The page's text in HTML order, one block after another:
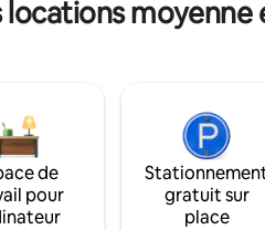
de
pour
gratuit sur
place